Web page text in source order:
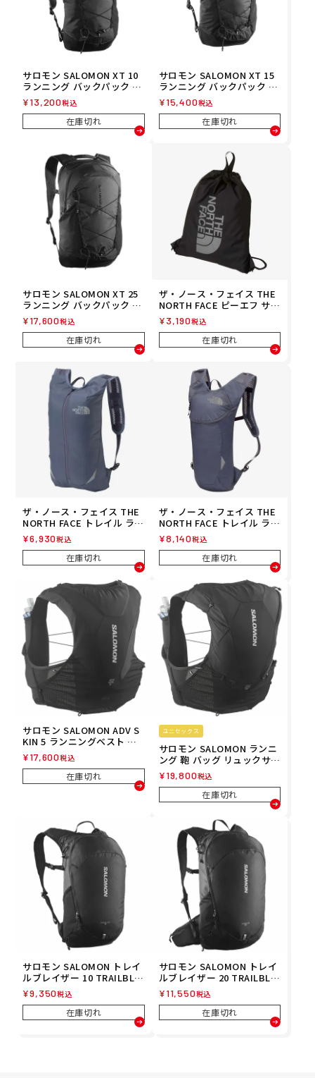
サロモン SALOMON XT 10
ランニング バックパック LC
2858500 26SP
¥13,200税込
在庫切れ
サロモン SALOMON XT 15
ランニング バックパック LC
2857900 26SP
¥15,400税込
在庫切れ
サロモン SALOMON XT 25
ランニング バックパック LC
2857300 26SP
¥17,600税込
在庫切れ
ザ・ノース・フェイス THE
NORTH FACE ピーエフ サッ
クパック PF SAC PACK ラン
ニング バックパック NM624
13-K 26SS 春夏
¥3,190税込
在庫切れ
ザ・ノース・フェイス THE
NORTH FACE トレイル ラン
ニング トレラン 鞄 バッグ
リュックサック バックパッ
ク デイパック へミス フェア
HEMIS PHERE NM62416-L
G メンズ レディース ユニセ
ックス 25FW 秋冬
¥6,930税込
在庫切れ
ザ・ノース・フェイス THE
NORTH FACE トレイル ラン
ニング トレラン 鞄 バッグ
リュックサック バックパッ
ク デイパック マーティン ウ
ィング LT MARTIN WING LT
NM62415-LG メンズ レディ
ース ユニセックス 25FW 秋
冬
¥8,140税込
在庫切れ
サロモン SALOMON ADV S
KIN 5 ランニングベスト フ
ラスク付 LC2464900 26FA
¥17,600税込
在庫切れ
ユニセックス
サロモン SALOMON ランニ
ング 鞄 バッグ リュックサッ
ク バックパック デイパック
ADV SKIN 12 フラスク付 LC
2464300 メンズ レディース
ユニセックス 25SP 春夏
¥19,800税込
在庫切れ
サロモン SALOMON トレイ
ルブレイザー 10 TRAILBLA
ZER 10 ランニング バック
パック LC2182900 26FA
¥9,350税込
在庫切れ
サロモン SALOMON トレイ
ルブレイザー 20 TRAILBLA
ZER 20 ランニング バック
パック LC2182600 26FA
¥11,550税込
在庫切れ